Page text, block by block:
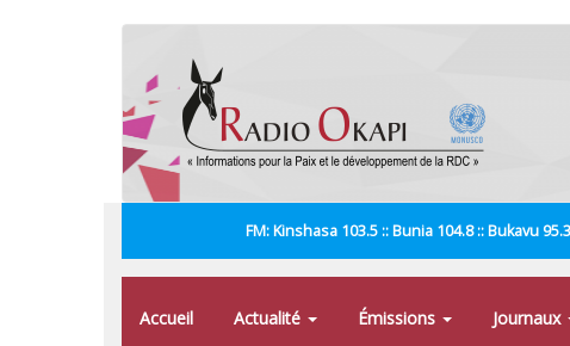
FM: Kinshasa 103.5 :: Bunia 104.8 :: Bukavu
Accueil Actualité Émissions Journaux